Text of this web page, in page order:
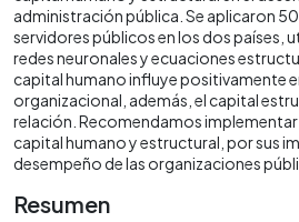
administración pública. Se aplicaron
servidores públicos en los dos países,
redes neuronales y ecuaciones
capital humano influye positivamente
organizacional, además, el capital
relación. Recomendamos
capital humano y estructural, por sus
desempeño de las organizaciones
Resumen